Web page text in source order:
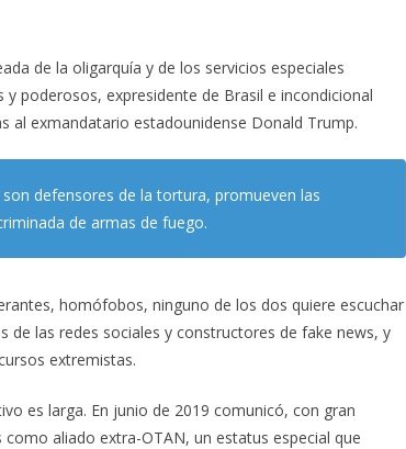
de la oligarquía y de los servicios especiales
poderosos, expresidente de Brasil e incondicional
al exmandatario estadounidense Donald Trump.
defensores de la tortura, promueven las
de armas de fuego.
homófobos, ninguno de los dos quiere escuchar
las redes sociales y constructores de fake news, y
extremistas.
es larga. En junio de 2019 comunicó, con gran
aliado extra-OTAN, un estatus especial que